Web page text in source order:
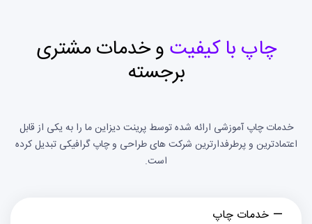
چاپ با کیفیتو خدمات مشتری
برجسته
خدمات چاپ آموزشی ارائه شده توسط پرینت دیزاین ما را به یکی از قابل
اعتمادترین و پرطرفدارترین شرکت های طراحی و چاپ گرافیکی تبدیل کرده
است.
خدمات چاپ